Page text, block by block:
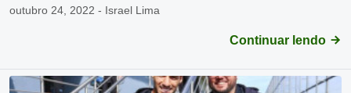
outubro 24, 2022 - Israel Lima
Continuar lendo